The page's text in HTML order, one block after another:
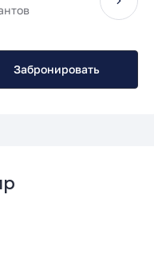
Забронировать